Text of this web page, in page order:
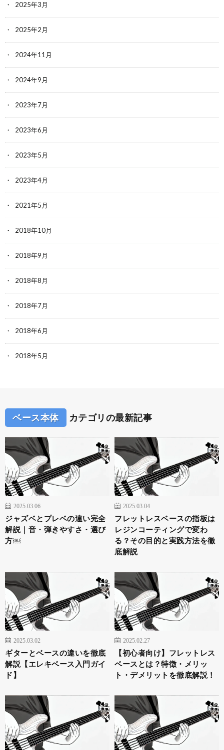
2025年3月
2025年2月
2024年11月
2024年9月
2023年7月
2023年6月
2023年5月
2023年4月
2021年5月
2018年10月
2018年9月
2018年8月
2018年7月
2018年6月
2018年5月
ベース本体 カテゴリの最新記事
2025.03.06
ジャズベとプレベの違い完全
解説｜音・弾きやすさ・選び
方￼
2025.03.04
フレットレスベースの指板は
レジンコーティングで変わ
る？その目的と実践方法を徹
底解説
2025.03.02
ギターとベースの違いを徹底
解説【エレキベース入門ガイ
ド】
2025.02.27
【初心者向け】フレットレス
ベースとは？特徴・メリッ
ト・デメリットを徹底解説！